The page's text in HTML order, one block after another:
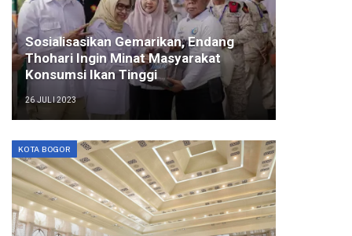
Sosialisasikan Gemarikan, Endang
Thohari Ingin Minat Masyarakat
Konsumsi Ikan Tinggi
26 JULI 2023
KOTA BOGOR